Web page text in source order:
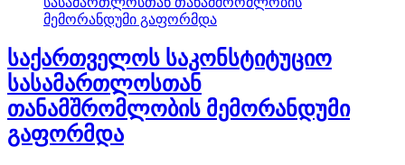
საქართველოს საკონსტიტუციო
სასამართლოსთან
თანამშრომლობის მემორანდუმი
გაფორმდა